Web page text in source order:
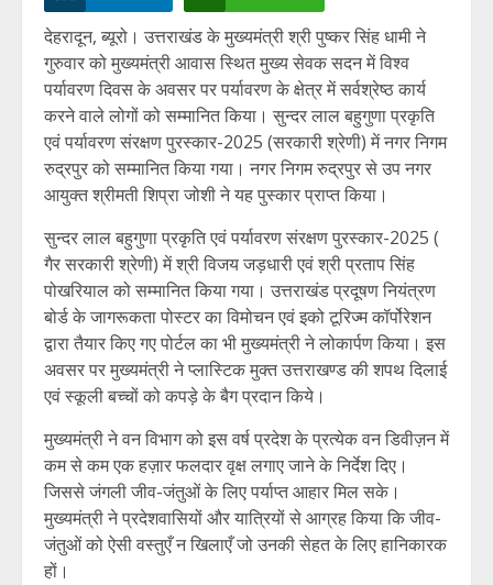
देहरादून, ब्यूरो। उत्तराखंड के मुख्यमंत्री श्री पुष्कर सिंह धामी ने
गुरुवार को मुख्यमंत्री आवास स्थित मुख्य सेवक सदन में विश्व
पर्यावरण दिवस के अवसर पर पर्यावरण के क्षेत्र में सर्वश्रेष्ठ कार्य
करने वाले लोगों को सम्मानित किया। सुन्दर लाल बहुगुणा प्रकृति
एवं पर्यावरण संरक्षण पुरस्कार-2025 (सरकारी श्रेणी) में नगर निगम
रुद्रपुर को सम्मानित किया गया। नगर निगम रुद्रपुर से उप नगर
आयुक्त श्रीमती शिप्रा जोशी ने यह पुस्कार प्राप्त किया।
सुन्दर लाल बहुगुणा प्रकृति एवं पर्यावरण संरक्षण पुरस्कार-2025 (
गैर सरकारी श्रेणी) में श्री विजय जड़धारी एवं श्री प्रताप सिंह
पोखरियाल को सम्मानित किया गया। उत्तराखंड प्रदूषण नियंत्रण
बोर्ड के जागरूकता पोस्टर का विमोचन एवं इको टूरिज्म कॉर्पोरेशन
द्वारा तैयार किए गए पोर्टल का भी मुख्यमंत्री ने लोकार्पण किया। इस
अवसर पर मुख्यमंत्री ने प्लास्टिक मुक्त उत्तराखण्ड की शपथ दिलाई
एवं स्कूली बच्चों को कपड़े के बैग प्रदान किये।
मुख्यमंत्री ने वन विभाग को इस वर्ष प्रदेश के प्रत्येक वन डिवीज़न में
कम से कम एक हज़ार फलदार वृक्ष लगाए जाने के निर्देश दिए।
जिससे जंगली जीव-जंतुओं के लिए पर्याप्त आहार मिल सके।
मुख्यमंत्री ने प्रदेशवासियों और यात्रियों से आग्रह किया कि जीव-
जंतुओं को ऐसी वस्तुएँ न खिलाएँ जो उनकी सेहत के लिए हानिकारक
हों।